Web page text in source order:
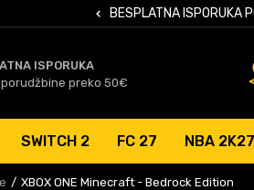
KARTICAMA BESPLATNA ISPORUKA
ISPORUKA
porudžbine preko 50€
SWITCH 2 FC 27 NBA 2K27
XBOX ONE Minecraft - Bedrock Edition